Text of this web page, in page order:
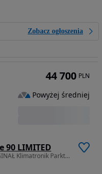
Zobacz ogłoszenia
90 LIMITED
898 cm3 • 90 KM • 89 tys km 100% ORYGINAŁ Klimatronik Parktronik Navi z Niemiec
44 700 PLN
Powyżej średniej